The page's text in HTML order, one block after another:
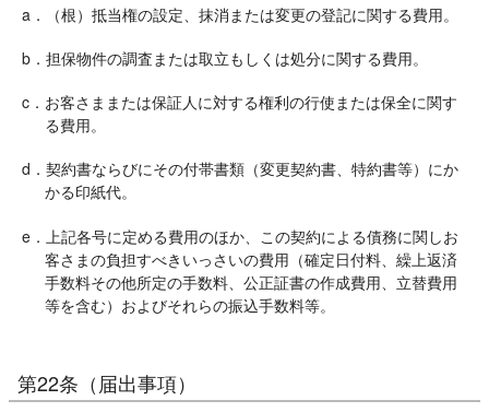
a．（根）抵当権の設定、抹消または変更の登記に関する費用。
b．担保物件の調査または取立もしくは処分に関する費用。
c．お客さままたは保証人に対する権利の行使または保全に関す
る費用。
d．契約書ならびにその付帯書類（変更契約書、特約書等）にか
かる印紙代。
e．上記各号に定める費用のほか、この契約による債務に関しお
客さまの負担すべきいっさいの費用（確定日付料、繰上返済
手数料その他所定の手数料、公正証書の作成費用、立替費用
等を含む）およびそれらの振込手数料等。
第22条（届出事項）